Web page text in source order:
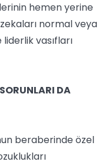
hemen yerine
normal veya
vasıfları
DA
beraberinde özel